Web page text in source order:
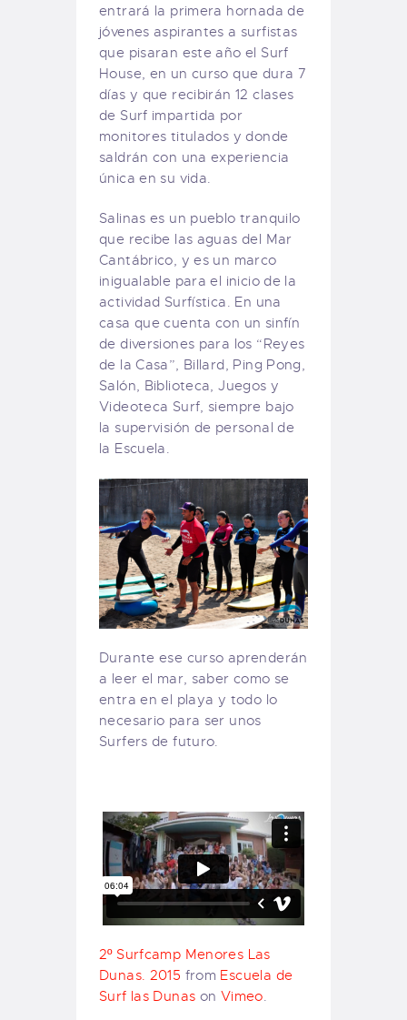
entrará la primera hornada de
jóvenes aspirantes a surfistas
que pisaran este año el Surf
House, en un curso que dura 7
días y que recibirán 12 clases
de Surf impartida por
monitores titulados y donde
saldrán con una experiencia
única en su vida.
Salinas es un pueblo tranquilo
que recibe las aguas del Mar
Cantábrico, y es un marco
inigualable para el inicio de la
actividad Surfística. En una
casa que cuenta con un sinfín
de diversiones para los “Reyes
de la Casa”, Billard, Ping Pong,
Salón, Biblioteca, Juegos y
Videoteca Surf, siempre bajo
la supervisión de personal de
la Escuela.
Durante ese curso aprenderán
a leer el mar, saber como se
entra en el playa y todo lo
necesario para ser unos
Surfers de futuro.
2º Surfcamp Menores Las
Dunas. 2015 from Escuela de
Surf las Dunas on Vimeo.